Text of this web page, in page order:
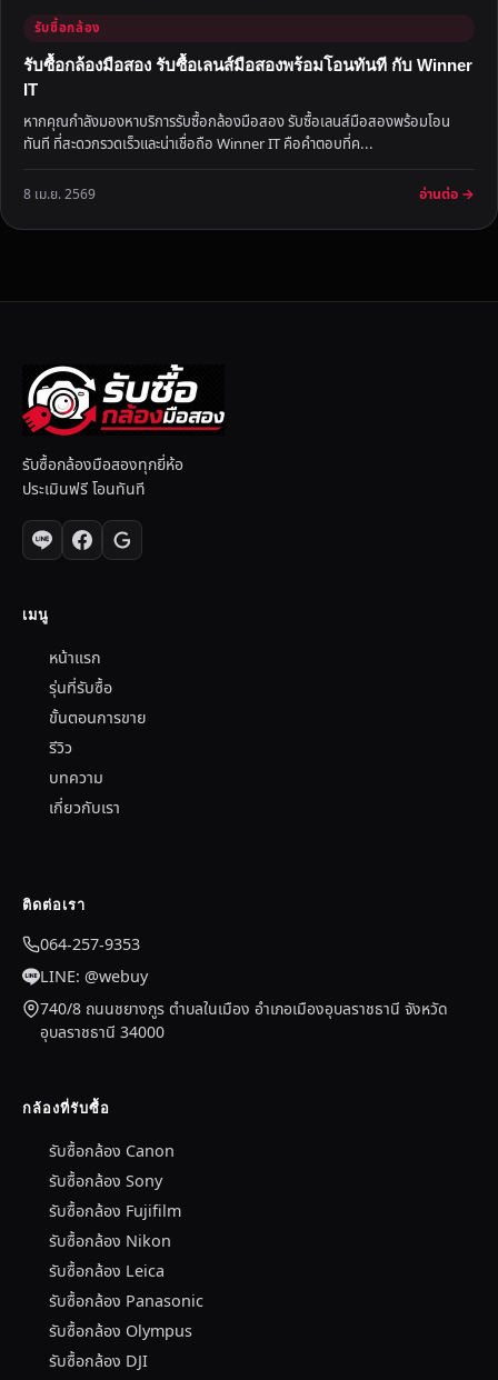
รับซื้อกล้อง
รับซื้อกล้องมือสอง รับซื้อเลนส์มือสองพร้อมโอนทันที กับ Winner
IT
หากคุณกำลังมองหาบริการรับซื้อกล้องมือสอง รับซื้อเลนส์มือสองพร้อมโอน
ทันที ที่สะดวกรวดเร็วและน่าเชื่อถือ Winner IT คือคำตอบที่ค...
8 เม.ย. 2569 อ่านต่อ →
รับซื้อกล้องมือสองทุกยี่ห้อ
ประเมินฟรี โอนทันที
เมนู
หน้าแรก
รุ่นที่รับซื้อ
ขั้นตอนการขาย
รีวิว
บทความ
เกี่ยวกับเรา
ติดต่อเรา
064-257-9353
LINE: @webuy
740/8 ถนนชยางกูร ตำบลในเมือง อำเภอเมืองอุบลราชธานี จังหวัด
อุบลราชธานี 34000
กล้องที่รับซื้อ
รับซื้อกล้อง Canon
รับซื้อกล้อง Sony
รับซื้อกล้อง Fujifilm
รับซื้อกล้อง Nikon
รับซื้อกล้อง Leica
รับซื้อกล้อง Panasonic
รับซื้อกล้อง Olympus
รับซื้อกล้อง DJI